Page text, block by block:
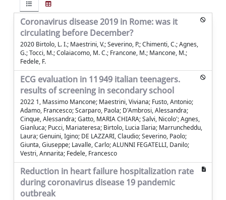
Coronavirus disease 2019 in Rome: was it
circulating before December?
2020 Birtolo, L. I.; Maestrini, V.; Severino, P.; Chimenti, C.; Agnes,
G.; Tocci, M.; Colaiacomo, M. C.; Francone, M.; Mancone, M.;
Fedele, F.
ECG evaluation in 11 949 italian teenagers.
results of screening in secondary school
2022 1, Massimo Mancone; Maestrini, Viviana; Fusto, Antonio;
Adamo, Francesco; Scarparo, Paola; D'Ambrosi, Alessandra;
Cinque, Alessandra; Gatto, MARIA CHIARA; Salvi, Nicolo'; Agnes,
Gianluca; Pucci, Mariateresa; Birtolo, Lucia Ilaria; Marruncheddu,
Laura; Genuini, Igino; DE LAZZARI, Claudio; Severino, Paolo;
Giunta, Giuseppe; Lavalle, Carlo; ALUNNI FEGATELLI, Danilo;
Vestri, Annarita; Fedele, Francesco
Reduction in heart failure hospitalization rate
during coronavirus disease 19 pandemic
outbreak